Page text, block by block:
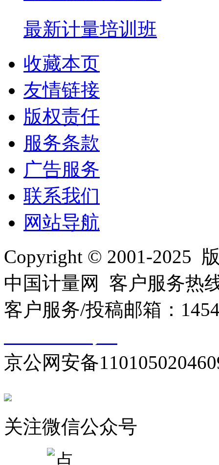
最新计量培训班
收藏本页
友情链接
版权责任
服务条款
广告服务
联系我们
网站导航
Copyright © 2001-2025
中国计量网 客户服务热
客户服务/投稿邮箱：
京公网安备
关注微信公众号